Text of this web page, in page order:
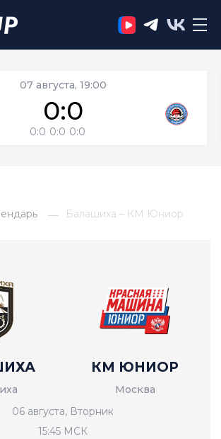
07 августа, 19:00
0:0
0:0 0:0 0:0
Балашиха – КМ Юниор
06 августа, Вторник
15:45 МСК
КМ ЮНИОР
Москва